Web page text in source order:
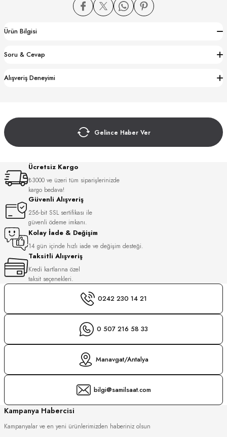
Ürün Bilgisi
Soru & Cevap
Alışveriş Deneyimi
Gelince Haber Ver
Ücretsiz Kargo
₺3000 ve üzeri tüm siparişlerinizde
kargo bedava!
Güvenli Alışveriş
256-bit SSL sertifikası ile
güvenli ödeme imkanı.
Kolay İade & Değişim
14 gün içinde hızlı iade ve değişim desteği.
Taksitli Alışveriş
Kredi kartlarına özel
taksit seçenekleri.
0242 230 14 21
0 507 216 58 33
Manavgat/Antalya
bilgi@samilsaat.com
Kampanya Habercisi
Kampanyalar ve en yeni ürünlerimizden haberiniz olsun